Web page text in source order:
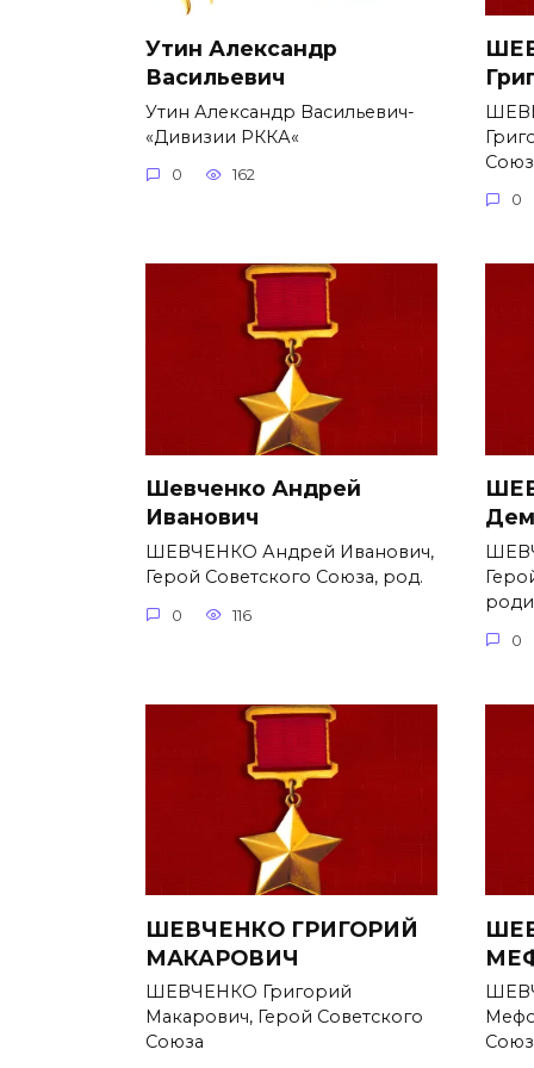
Утин Александр
Васильевич
Утин Александр Васильевич-
«Дивизии РККА«
0 162
0
Шевченко Андрей
Иванович
ШЕВЧЕНКО Андрей Иванович,
Герой Советского Союза, род.
0 116
0
ШЕВЧЕНКО ГРИГОРИЙ
МАКАРОВИЧ
ШЕВЧЕНКО Григорий
Макарович, Герой Советского
Союза